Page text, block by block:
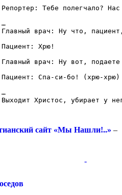
Репортер: Тебе полегчало?
…
Главный врач: Ну что,
Пациент: Хрю!
Главный врач: Ну вот,
Пациент: Спа-си-бо! (хрю-
…
сайт «Мы Нашли!..» –
-